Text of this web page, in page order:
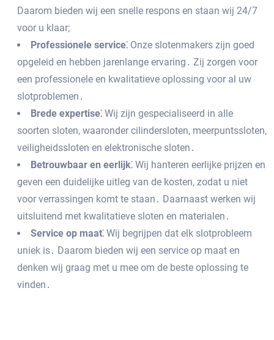
Daarom bieden wij een snelle respons en staan wij 24/7
voor u klaar;
Professionele service⁚ Onze slotenmakers zijn goed
opgeleid en hebben jarenlange ervaring․ Zij zorgen voor
een professionele en kwalitatieve oplossing voor al uw
slotproblemen․
Brede expertise⁚ Wij zijn gespecialiseerd in alle
soorten sloten‚ waaronder cilindersloten‚ meerpuntssloten‚
veiligheidssloten en elektronische sloten․
Betrouwbaar en eerlijk⁚ Wij hanteren eerlijke prijzen en
geven een duidelijke uitleg van de kosten‚ zodat u niet
voor verrassingen komt te staan․ Daarnaast werken wij
uitsluitend met kwalitatieve sloten en materialen․
Service op maat⁚ Wij begrijpen dat elk slotprobleem
uniek is․ Daarom bieden wij een service op maat en
denken wij graag met u mee om de beste oplossing te
vinden․